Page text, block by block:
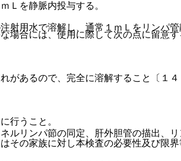
合には、使用に際して次の点に留意
あるので、完全に溶解すること〔１４
行うこと。
の家族に対し本検査の必要性及び限
Ｌを静脈内投与する。
用水で溶解し、通常１ｍＬをリンパ
リンパ節の同定、肝外胆管の描出、